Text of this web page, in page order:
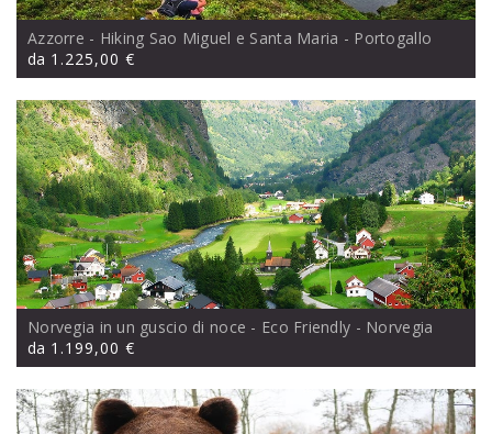
Azzorre - Hiking Sao Miguel e Santa Maria - Portogallo
da 1.225,00 €
Norvegia in un guscio di noce - Eco Friendly - Norvegia
da 1.199,00 €